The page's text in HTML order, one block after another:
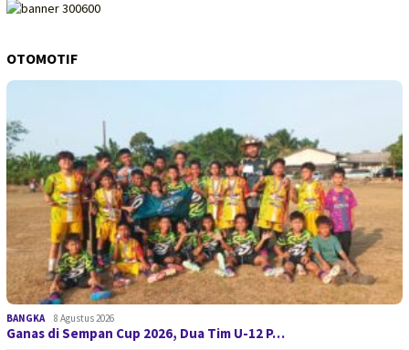
OTOMOTIF
BANGKA 8 Agustus 2026
Ganas di Sempan Cup 2026, Dua Tim U-12 P…